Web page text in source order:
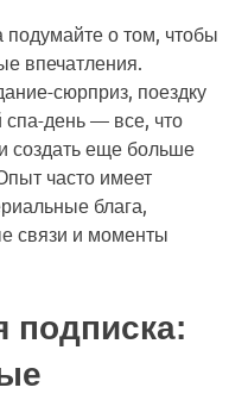
подумайте о том, чтобы
впечатления.
сюрприз, поездку
день — все, что
создать еще больше
часто имеет
блага,
связи и моменты
подписка: